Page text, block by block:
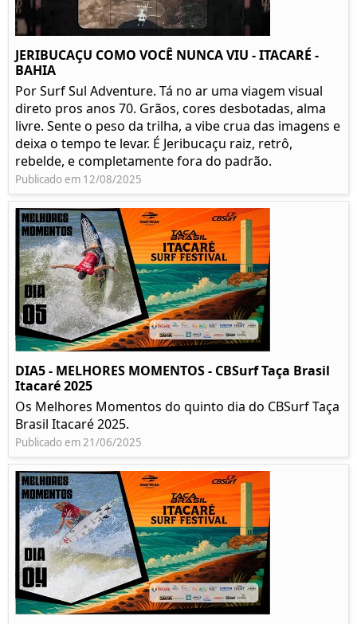
JERIBUCAÇU COMO VOCÊ NUNCA VIU - ITACARÉ -
BAHIA
Por Surf Sul Adventure. Tá no ar uma viagem visual
direto pros anos 70. Grãos, cores desbotadas, alma
livre. Sente o peso da trilha, a vibe crua das imagens e
deixa o tempo te levar. É Jeribucaçu raiz, retrô,
rebelde, e completamente fora do padrão.
Publicado em 12/08/2025
DIA5 - MELHORES MOMENTOS - CBSurf Taça Brasil
Itacaré 2025
Os Melhores Momentos do quinto dia do CBSurf Taça
Brasil Itacaré 2025.
Publicado em 21/06/2025